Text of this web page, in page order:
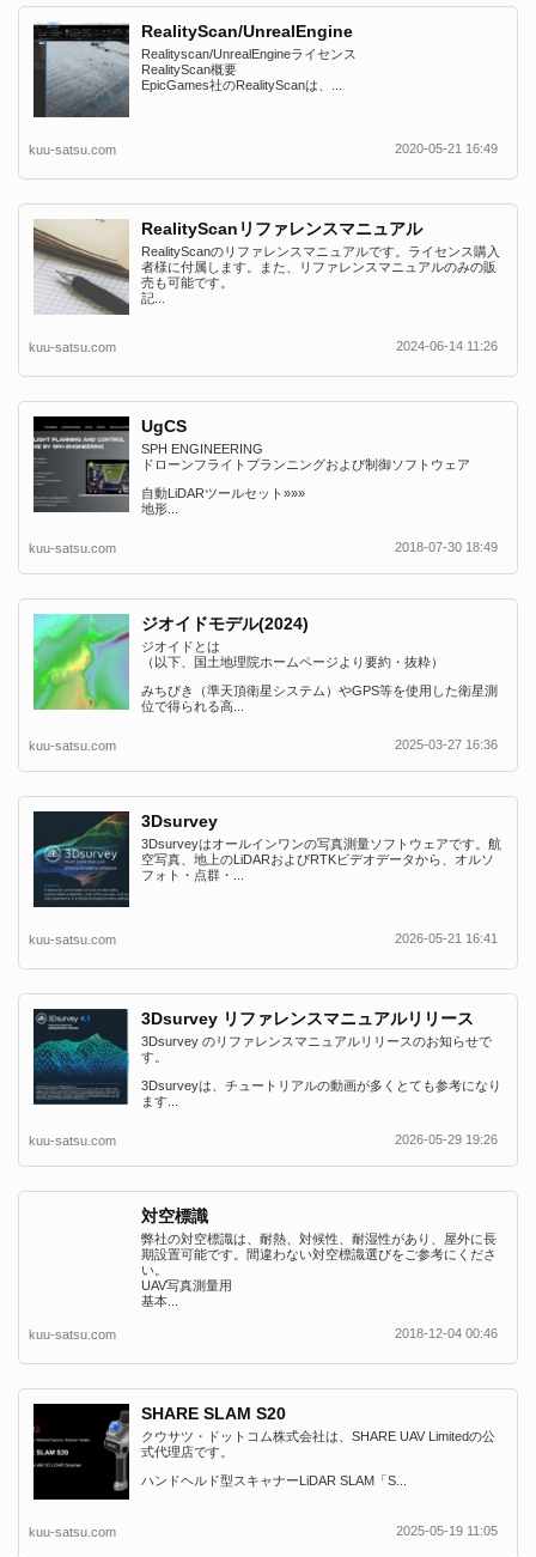
RealityScan/UnrealEngine
Realityscan/UnrealEngineライセンス
RealityScan概要
EpicGames社のRealityScanは、...
kuu-satsu.com 2020-05-21 16:49
RealityScanリファレンスマニュアル
RealityScanのリファレンスマニュアルです。ライセンス購入
者様に付属します。また、リファレンスマニュアルのみの販
売も可能です。
記...
kuu-satsu.com 2024-06-14 11:26
UgCS
SPH ENGINEERING
ドローンフライトプランニングおよび制御ソフトウェア
自動LiDARツールセット»»»
地形...
kuu-satsu.com 2018-07-30 18:49
ジオイドモデル(2024)
ジオイドとは
（以下、国土地理院ホームページより要約・抜粋）
みちびき（準天頂衛星システム）やGPS等を使用した衛星測
位で得られる高...
kuu-satsu.com 2025-03-27 16:36
3Dsurvey
3Dsurveyはオールインワンの写真測量ソフトウェアです。航
空写真、地上のLiDARおよびRTKビデオデータから、オルソ
フォト・点群・...
kuu-satsu.com 2026-05-21 16:41
3Dsurvey リファレンスマニュアルリリース
3Dsurvey のリファレンスマニュアルリリースのお知らせで
す。
3Dsurveyは、チュートリアルの動画が多くとても参考になり
ます...
kuu-satsu.com 2026-05-29 19:26
対空標識
弊社の対空標識は、耐熱、対候性、耐湿性があり、屋外に長
期設置可能です。間違わない対空標識選びをご参考にくださ
い。
UAV写真測量用
基本...
kuu-satsu.com 2018-12-04 00:46
SHARE SLAM S20
クウサツ・ドットコム株式会社は、SHARE UAV Limitedの公
式代理店です。
ハンドヘルド型スキャナーLiDAR SLAM「S...
kuu-satsu.com 2025-05-19 11:05